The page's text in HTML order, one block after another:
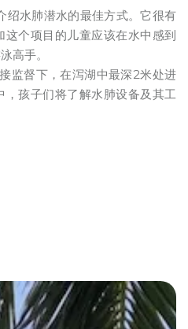
水肺潜水的最佳方式。它很有
个项目的儿童应该在水中感到
高手。
监督下，在泻湖中最深2米处进
孩子们将了解水肺设备及其工